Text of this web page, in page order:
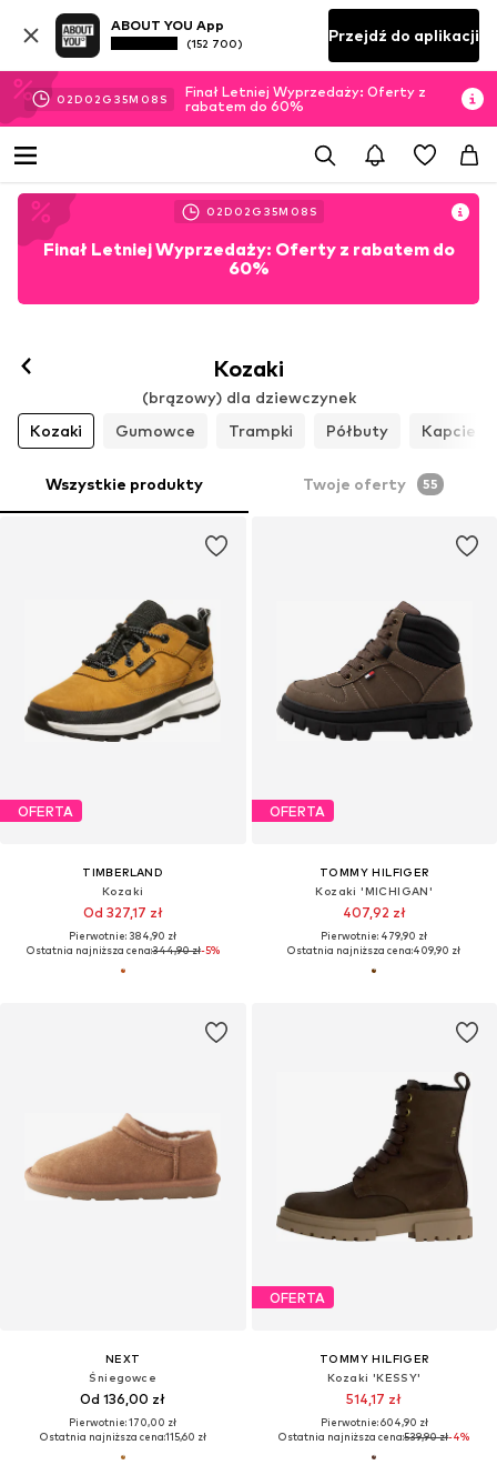
ABOUT YOU App
(152 700) Przejdź do aplikacji
02D 02 G 35M 06 S
Finał Letniej Wyprzedaży: Oferty z
rabatem do 60%
02D 02 G 35M 06 S
Finał Letniej Wyprzedaży: Oferty z rabatem do
60%
Kozaki
(brązowy) dla dziewczynek
Kozaki
Gumowce Trampki Półbuty Kapcie
Wszystkie produkty Twoje oferty 55
OFERTA
TIMBERLAND
Kozaki
Od 327,17 zł
Pierwotnie: 384,90 zł
Ostatnia najniższa cena:344,90 zł-5%
OFERTA
TOMMY HILFIGER
Kozaki 'MICHIGAN'
407,92 zł
Pierwotnie: 479,90 zł
Ostatnia najniższa cena:409,90 zł
NEXT
Śniegowce
Od 136,00 zł
Pierwotnie: 170,00 zł
Ostatnia najniższa cena:115,60 zł
OFERTA
TOMMY HILFIGER
Kozaki 'KESSY'
514,17 zł
Pierwotnie: 604,90 zł
Ostatnia najniższa cena:539,90 zł-4%